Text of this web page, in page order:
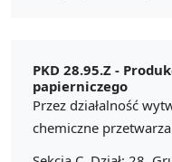
PKD 28.95.Z -
papierniczego
Przez działalność
chemiczne